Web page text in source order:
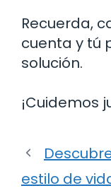
Recuerda,
cuenta y tú
solución.
¡Cuidemos
estilo de